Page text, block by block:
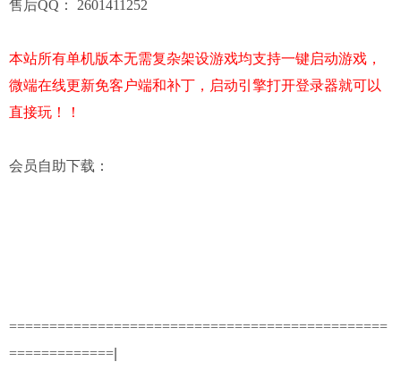
售后QQ： 2601411252
本站所有单机版本无需复杂架设游戏均支持一键启动游戏，
微端在线更新免客户端和补丁，启动引擎打开登录器就可以
直接玩！！
会员自助下载 ：
===============================================
=============